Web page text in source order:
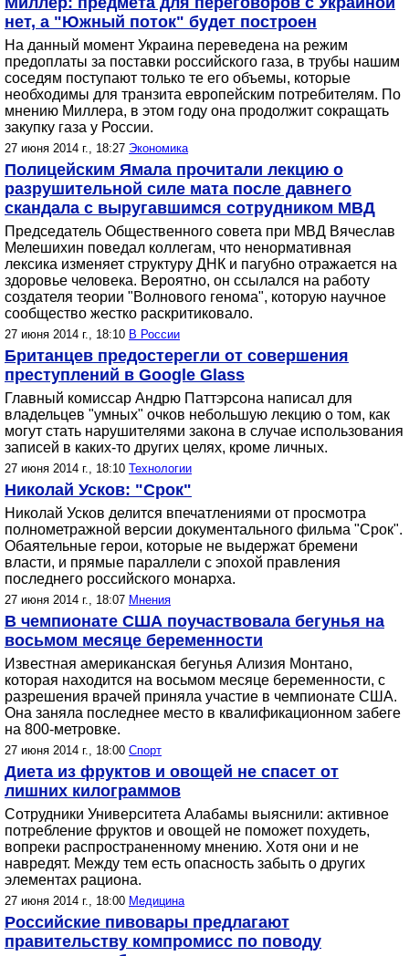
нет, а "Южный поток" будет построен
На данный момент Украина переведена на режим
предоплаты за поставки российского газа, в трубы нашим
соседям поступают только те его объемы, которые
необходимы для транзита европейским потребителям. По
мнению Миллера, в этом году она продолжит сокращать
закупку газа у России.
27 июня 2014 г., 18:27 Экономика
Полицейским Ямала прочитали лекцию о
разрушительной силе мата после давнего
скандала с выругавшимся сотрудником МВД
Председатель Общественного совета при МВД Вячеслав
Мелешихин поведал коллегам, что ненормативная
лексика изменяет структуру ДНК и пагубно отражается на
здоровье человека. Вероятно, он ссылался на работу
создателя теории "Волнового генома", которую научное
сообщество жестко раскритиковало.
27 июня 2014 г., 18:10 В России
Британцев предостерегли от совершения
преступлений в Google Glass
Главный комиссар Андрю Паттэрсона написал для
владельцев "умных" очков небольшую лекцию о том, как
могут стать нарушителями закона в случае использования
записей в каких-то других целях, кроме личных.
27 июня 2014 г., 18:10 Технологии
Николай Усков: "Срок"
Николай Усков делится впечатлениями от просмотра
полнометражной версии документального фильма "Срок".
Обаятельные герои, которые не выдержат бремени
власти, и прямые параллели с эпохой правления
последнего российского монарха.
27 июня 2014 г., 18:07 Мнения
В чемпионате США поучаствовала бегунья на
восьмом месяце беременности
Известная американская бегунья Ализия Монтано,
которая находится на восьмом месяце беременности, с
разрешения врачей приняла участие в чемпионате США.
Она заняла последнее место в квалификационном забеге
на 800-метровке.
27 июня 2014 г., 18:00 Спорт
Диета из фруктов и овощей не спасет от
лишних килограммов
Сотрудники Университета Алабамы выяснили: активное
потребление фруктов и овощей не поможет похудеть,
вопреки распространенному мнению. Хотя они и не
навредят. Между тем есть опасность забыть о других
элементах рациона.
27 июня 2014 г., 18:00 Медицина
Российские пивовары предлагают
правительству компромисс по поводу